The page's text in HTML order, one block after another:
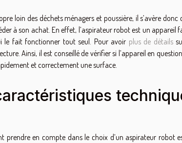
loin des déchets ménagers et poussière, il s’avère
à son achat. En effet, l’aspirateur robot est un appareil
le fait fonctionner tout seul. Pour avoir plus de détails
Ainsi, il est conseillé de vérifier si l’appareil en
et correctement une surface.
prendre en compte dans le choix d’un aspirateur robot